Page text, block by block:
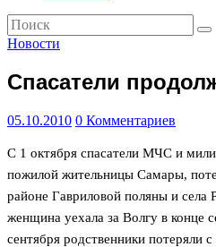
Новости
Спасатели
05.10.2010 0 Комментариев
С 1 октября спасатели МЧС и
пожилой жительницы Самары,
районе Гавриловой поляны и села
женщина уехала за Волгу в конце
сентября родственники потеряли